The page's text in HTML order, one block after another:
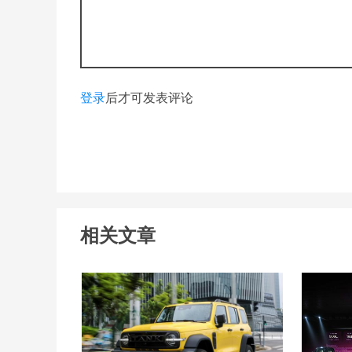
登录后才可发表评论
相关文章